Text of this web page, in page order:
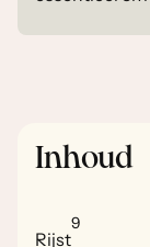
Inhoud
Rijst
9